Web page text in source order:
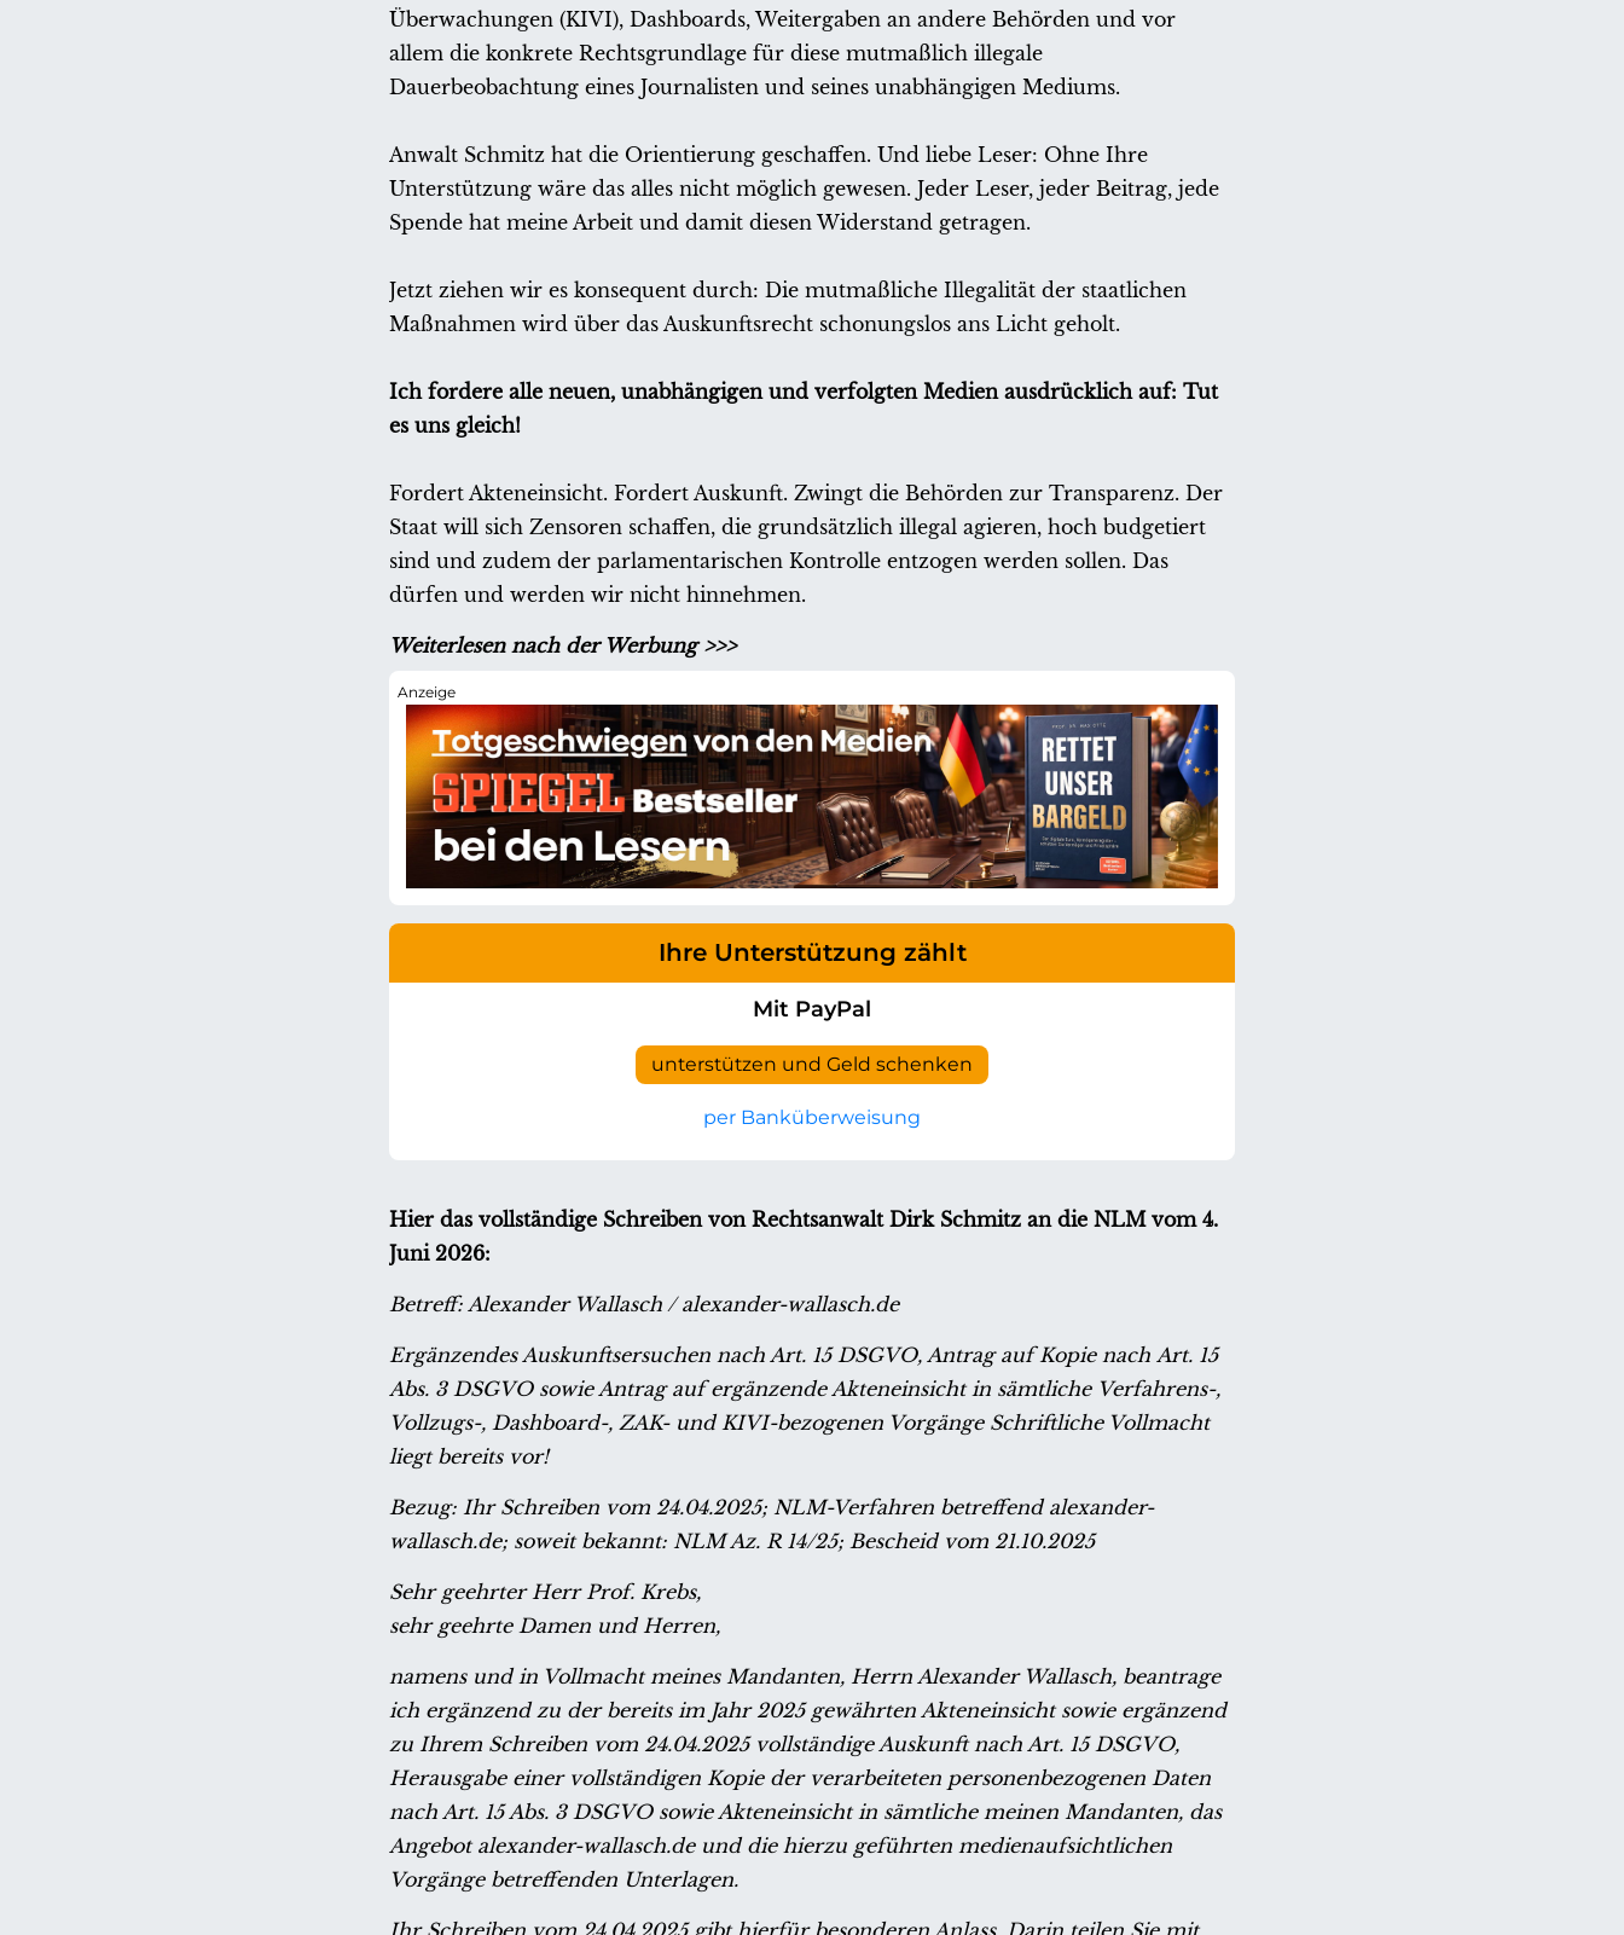
Überwachungen (KIVI), Dashboards, Weitergaben an andere Behörden und vor
allem die konkrete Rechtsgrundlage für diese mutmaßlich illegale
Dauerbeobachtung eines Journalisten und seines unabhängigen Mediums.
Anwalt Schmitz hat die Orientierung geschaffen. Und liebe Leser: Ohne Ihre
Unterstützung wäre das alles nicht möglich gewesen. Jeder Leser, jeder Beitrag, jede
Spende hat meine Arbeit und damit diesen Widerstand getragen.
Jetzt ziehen wir es konsequent durch: Die mutmaßliche Illegalität der staatlichen
Maßnahmen wird über das Auskunftsrecht schonungslos ans Licht geholt.
Ich fordere alle neuen, unabhängigen und verfolgten Medien ausdrücklich auf: Tut
es uns gleich!
Fordert Akteneinsicht. Fordert Auskunft. Zwingt die Behörden zur Transparenz. Der
Staat will sich Zensoren schaffen, die grundsätzlich illegal agieren, hoch budgetiert
sind und zudem der parlamentarischen Kontrolle entzogen werden sollen. Das
dürfen und werden wir nicht hinnehmen.
Weiterlesen nach der Werbung >>>
Ihre Unterstützung zählt
Mit PayPal
unterstützen und Geld schenken
per Banküberweisung
Hier das vollständige Schreiben von Rechtsanwalt Dirk Schmitz an die NLM vom 4.
Juni 2026:
Betreff: Alexander Wallasch / alexander-wallasch.de
Ergänzendes Auskunftsersuchen nach Art. 15 DSGVO, Antrag auf Kopie nach Art. 15
Abs. 3 DSGVO sowie Antrag auf ergänzende Akteneinsicht in sämtliche Verfahrens-,
Vollzugs-, Dashboard-, ZAK- und KIVI-bezogenen Vorgänge Schriftliche Vollmacht
liegt bereits vor!
Bezug: Ihr Schreiben vom 24.04.2025; NLM-Verfahren betreffend alexander-
wallasch.de; soweit bekannt: NLM Az. R 14/25; Bescheid vom 21.10.2025
Sehr geehrter Herr Prof. Krebs,
sehr geehrte Damen und Herren,
namens und in Vollmacht meines Mandanten, Herrn Alexander Wallasch, beantrage
ich ergänzend zu der bereits im Jahr 2025 gewährten Akteneinsicht sowie ergänzend
zu Ihrem Schreiben vom 24.04.2025 vollständige Auskunft nach Art. 15 DSGVO,
Herausgabe einer vollständigen Kopie der verarbeiteten personenbezogenen Daten
nach Art. 15 Abs. 3 DSGVO sowie Akteneinsicht in sämtliche meinen Mandanten, das
Angebot alexander-wallasch.de und die hierzu geführten medienaufsichtlichen
Vorgänge betreffenden Unterlagen.
Ihr Schreiben vom 24.04.2025 gibt hierfür besonderen Anlass. Darin teilen Sie mit,